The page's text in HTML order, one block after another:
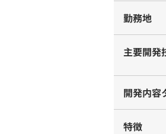
勤務地
主要開発
開発内容
特徴